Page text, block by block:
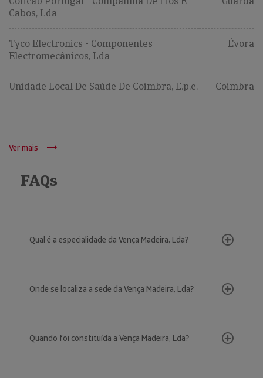
Cabos, Lda
Tyco Electronics - Componentes
Electromecânicos, Lda
Évora
Unidade Local De Saúde De Coimbra, E.p.e. Coimbra
Ver mais
FAQs
Qual é a especialidade da Vença Madeira, Lda?
Onde se localiza a sede da Vença Madeira, Lda?
Quando foi constituída a Vença Madeira, Lda?